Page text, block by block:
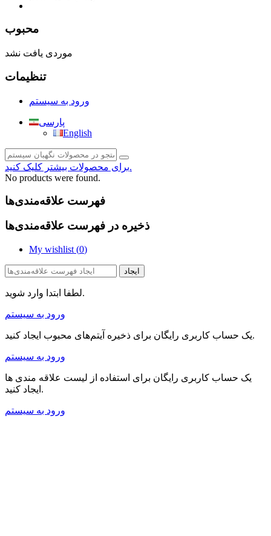
محبوب
موردی یافت نشد
تنظیمات
ورود به سیستم
پارسی
English
برای محصولات بیشتر کلیک کنید.
No products were found.
فهرست علاقه‌مندی‌ها
ذخیره در فهرست علاقه‌مندی‌ها
My wishlist (0)
ایجاد
لطفا ابتدا وارد شوید.
ورود به سیستم
یک حساب کاربری رایگان برای ذخیره آیتم‌های محبوب ایجاد کنید.
ورود به سیستم
یک حساب کاربری رایگان برای استفاده از لیست علاقه مندی ها
ایجاد کنید.
ورود به سیستم